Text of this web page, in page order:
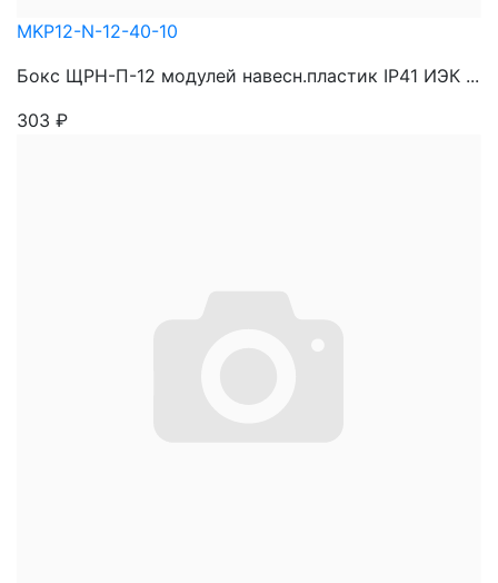
MKP12-N-12-40-10
Бокс ЩРН-П-12 модулей навесн.пластик IP41 ИЭК ...
303 ₽